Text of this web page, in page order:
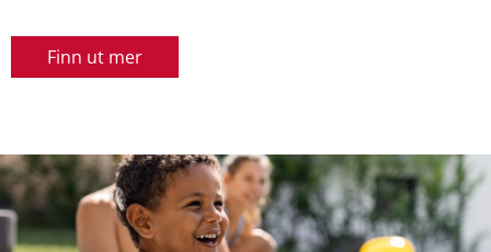
Finn ut mer